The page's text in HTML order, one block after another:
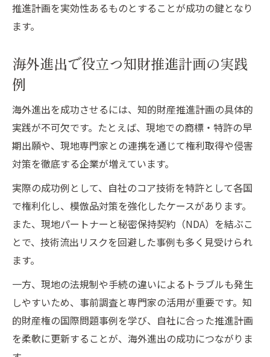
推進計画を実効性あるものとすることが成功の鍵となり
ます。
海外進出で役立つ知財推進計画の実践
例
海外進出を成功させるには、知的財産推進計画の具体的
実践が不可欠です。たとえば、現地での商標・特許の早
期出願や、現地専門家との連携を通じて権利取得や侵害
対策を徹底する企業が増えています。
実際の成功例として、自社のコア技術を特許として各国
で権利化し、模倣品対策を強化したケースがあります。
また、現地パートナーと秘密保持契約（NDA）を結ぶこ
とで、技術流出リスクを回避した事例も多く見受けられ
ます。
一方、現地の法規制や手続の違いによるトラブルも発生
しやすいため、事前調査と専門家の活用が重要です。知
的財産権の国際問題事例を学び、自社に合った推進計画
を柔軟に更新することが、海外進出の成功につながりま